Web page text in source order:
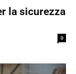
la sicurezza
0